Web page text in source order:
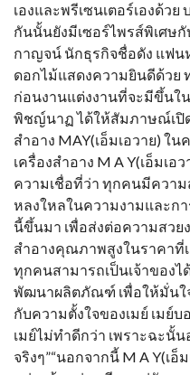
เองและพรีเซนเตอร์เองด้ว
กันนั้นยังมีเซอร์ไพรส์พิเศษ
กาญจน์ นักธุรกิจชื่อดัง แฟน
ดอกไม้แสดงความยินดีด้วย
ก่อนงานแต่งงานที่จะมีขึ้นใ
พิชญ์นาฏ ได้ให้สัมภาษณ์เปิด
สำอาง MAY(เอ็มเอวาย) ใ
เครื่องสำอาง M A Y(เอ็มเ
ความเชื่อที่ว่า ทุกคนมีความ
หลงใหลในความงามและก
นี้ขึ้นมา เพื่อส่งต่อความสว
สำอางคุณภาพสูงในราคาที่
ทุกคนสามารถเป็นเจ้าของไ
พัฒนาผลิตภัณฑ์ เพื่อให้มั่น
กับความตั้งใจของเมย์ เมย์
เมย์ไม่ทำดีกว่า เพราะฉะนั้
จริงๆ”“นอกจากนี้ M A Y(เอ็